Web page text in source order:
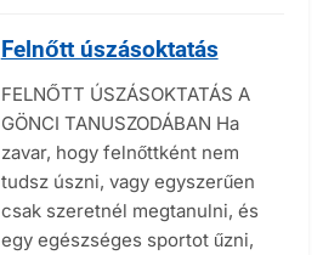
Felnőtt úszásoktatás
FELNŐTT ÚSZÁSOKTATÁS A
GÖNCI TANUSZODÁBAN Ha
zavar, hogy felnőttként nem
tudsz úszni, vagy egyszerűen
csak szeretnél megtanulni, és
egy egészséges sportot űzni,